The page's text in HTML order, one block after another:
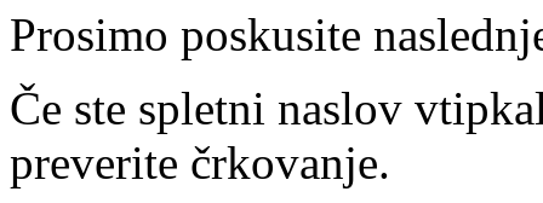
Prosimo poskusite
Če ste spletni naslov
preverite črkovanje.